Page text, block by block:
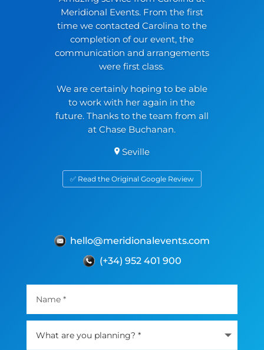
Meridional Events. From the first
time we contacted Carolina to the
completion of our event, the
communication and arrangements
were first class.
We are certainly hoping to be able
to work with her again in the
future. Thanks to the team from all
at Chase Buchanan.
Seville
✅ Read the Original Google Review